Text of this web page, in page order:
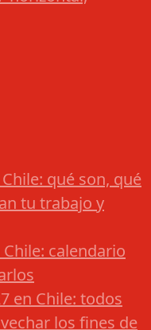
qué son, qué
tu trabajo y
calendario
en Chile: todos
los fines de